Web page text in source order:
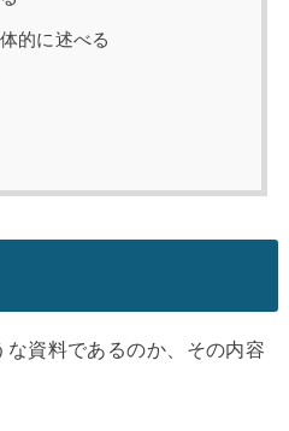
的に述べる
な資料であるのか、その内容